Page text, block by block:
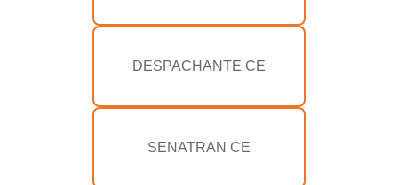
DESPACHANTE CE
SENATRAN CE